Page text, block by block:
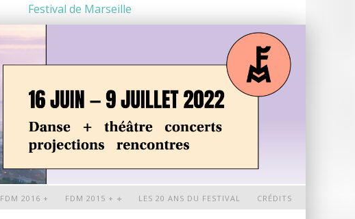
Festival de Marseille
FDM 2016 + FDM 2015 + LES 20 ANS DU FESTIVAL CRÉDITS